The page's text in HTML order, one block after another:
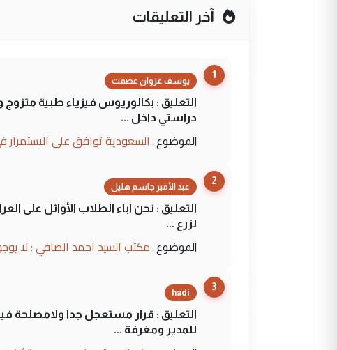
آخر التعليقات
1
يوسف غزوان عصمت
التعليق : بكالوريوس فيزياء طبية
دراستي داخل ...
الموضوع : السعودية توافق على الاستمرار في إعطاء 100 منحة دراسية للطلبة
2
عبد الأمير جاسم هليل
التعليق : نحن اباء الطلاب الأوائل على
لزرع ...
الموضوع : مكتب السيد احمد الصافي : لا
3
hadi
التعليق : قرار مستعجل جدا ولامصلحة
للمدير ومغرفة ...